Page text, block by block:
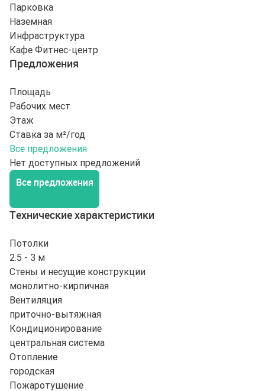
Парковка
Наземная
Инфраструктура
Кафе Фитнес-центр
Предложения
Площадь
Рабочих мест
Этаж
Ставка за м²/год
Все предложения
Нет доступных предложений
Все предложения
Технические характеристики
Потолки
2.5 - 3 м
Стены и несущие конструкции
монолитно-кирпичная
Вентиляция
приточно-вытяжная
Кондиционирование
центральная система
Отопление
городская
Пожаротушение